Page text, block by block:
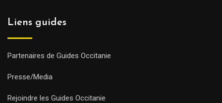
Liens guides
Partenaires de Guides Occitanie
Presse/Media
Rejoindre les Guides Occitanie